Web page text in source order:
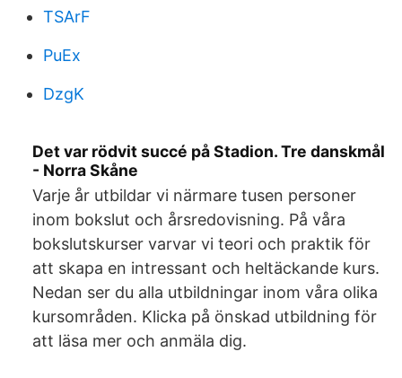
TSArF
PuEx
DzgK
Det var rödvit succé på Stadion. Tre danskmål
- Norra Skåne
Varje år utbildar vi närmare tusen personer
inom bokslut och årsredovisning. På våra
bokslutskurser varvar vi teori och praktik för
att skapa en intressant och heltäckande kurs.
Nedan ser du alla utbildningar inom våra olika
kursområden. Klicka på önskad utbildning för
att läsa mer och anmäla dig.